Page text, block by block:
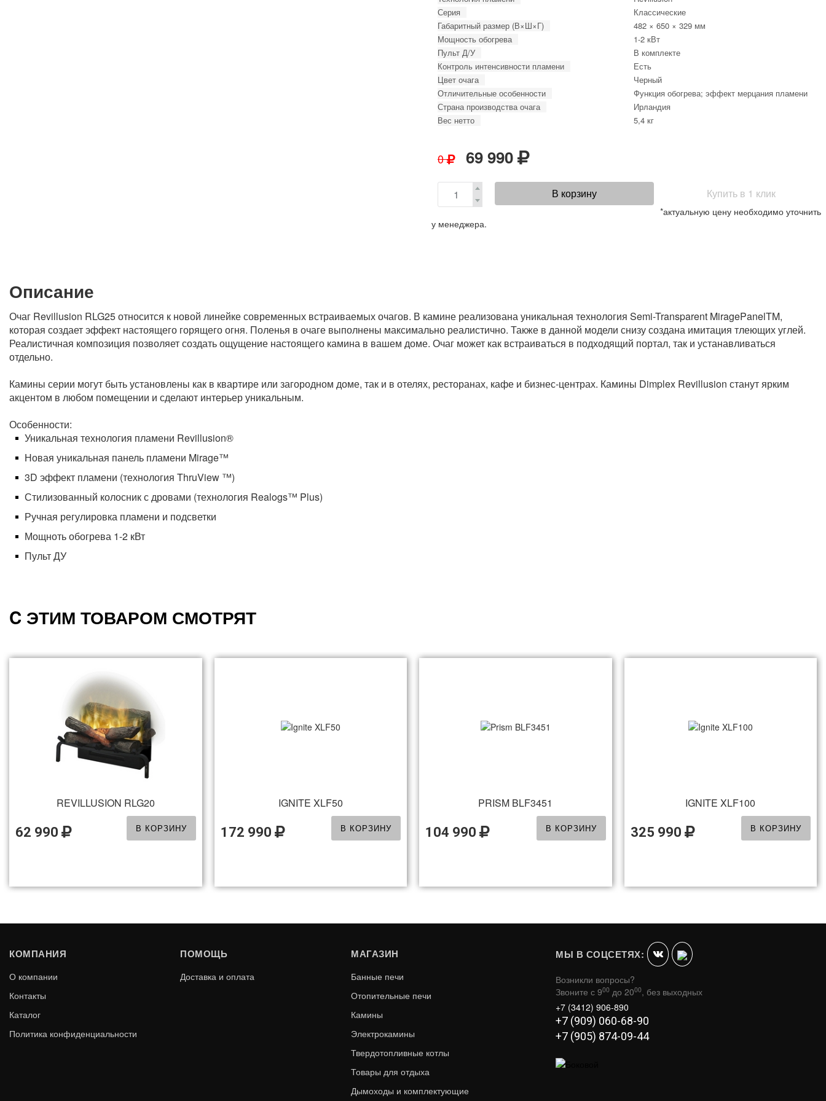
Серия
Классические
Габаритный размер (В×Ш×Г)
482 × 650 × 329 мм
Мощность обогрева
1-2 кВт
Пульт Д/У
В комплекте
Контроль интенсивности пламени
Есть
Цвет очага
Черный
Отличительные особенности
Функция обогрева; эффект мерцания пламени
Страна производства очага
Ирландия
Вес нетто
5,4 кг
0 69 990
В корзину Купить в 1 клик
*актуальную цену необходимо уточнить
у менеджера.
Описание
Очаг Revillusion RLG25 относится к новой линейке современных встраиваемых очагов. В камине реализована уникальная технология Semi-Transparent MiragePanelTM,
которая создает эффект настоящего горящего огня. Поленья в очаге выполнены максимально реалистично. Также в данной модели снизу создана имитация тлеющих углей.
Реалистичная композиция позволяет создать ощущение настоящего камина в вашем доме. Очаг может как встраиваться в подходящий портал, так и устанавливаться
отдельно.
Камины серии могут быть установлены как в квартире или загородном доме, так и в отелях, ресторанах, кафе и бизнес-центрах. Камины Dimplex Revillusion станут ярким
акцентом в любом помещении и сделают интерьер уникальным.
Особенности:
Уникальная технология пламени Revillusion®
Новая уникальная панель пламени Mirage™
3D эффект пламени (технология ThruView ™)
Стилизованный колосник с дровами (технология Realogs™ Plus)
Ручная регулировка пламени и подсветки
Мощноть обогрева 1-2 кВт
Пульт ДУ
C ЭТИМ ТОВАРОМ СМОТРЯТ
REVILLUSION RLG20
62 990 В КОРЗИНУ
IGNITE XLF50
172 990 В КОРЗИНУ
PRISM BLF3451
104 990 В КОРЗИНУ
IGNITE XLF100
325 990 В КОРЗИНУ
SYNERGY (BLF50)
В КОРЗИНУ
CASSETTE 400 NH
87 990
КОМПАНИЯ
О компании
Контакты
Каталог
Политика конфиденциальности
ПОМОЩЬ
Доставка и оплата
МАГАЗИН
Банные печи
Отопительные печи
Камины
Электрокамины
Твердотопливные котлы
Товары для отдыха
Дымоходы и комплектующие
МЫ В СОЦСЕТЯХ:
Возникли вопросы?
Звоните с 900 до 2000, без выходных
+7 (3412) 906-890
+7 (909) 060-68-90
+7 (905) 874-09-44